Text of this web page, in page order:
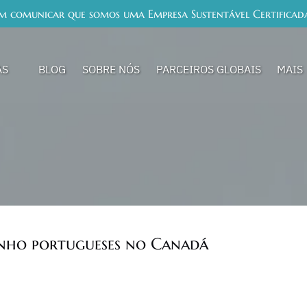
comunicar que somos uma Empresa Sustentável
Menu
BLOG SOBRE NÓS PARCEIROS GLOBAIS MAIS
portugueses no Canadá